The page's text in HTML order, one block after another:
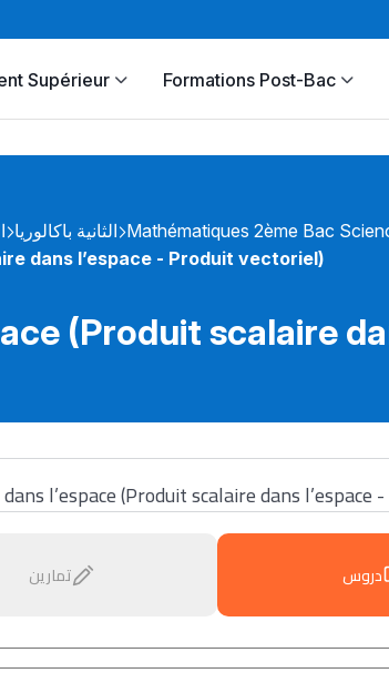
Supérieur Formations Post-Bac
الثانية باكالوريا Mathématiques 2ème Bac
dans l’espace - Produit vectoriel)
(Produit scalaire
l’espace (Produit scalaire dans
دروس تمارين